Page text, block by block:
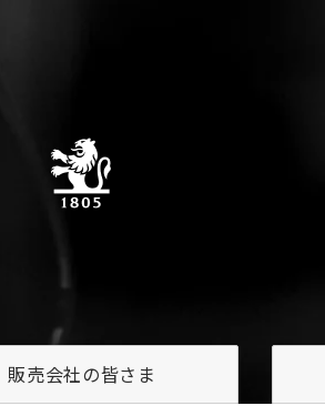
販売会社の皆さま